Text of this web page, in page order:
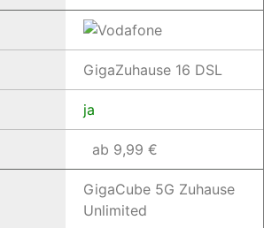
GigaZuhause 16 DSL
ja
ab 9,99 €
GigaCube 5G Zuhause
Unlimited